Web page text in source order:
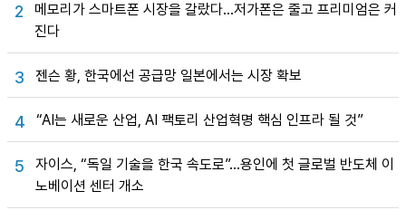
2
메모리가 스마트폰 시장을 갈랐다…저가폰은 줄고 프리미엄은 커
진다
3 젠슨 황, 한국에선 공급망 일본에서는 시장 확보
4 “AI는 새로운 산업, AI 팩토리 산업혁명 핵심 인프라 될 것”
5
자이스, “독일 기술을 한국 속도로”…용인에 첫 글로벌 반도체 이
노베이션 센터 개소